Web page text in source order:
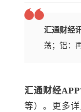
汇通财
荡；铝：
汇通财经
等）。更多